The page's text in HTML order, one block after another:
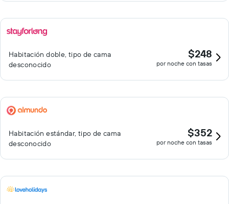
Habitación doble, tipo de cama
desconocido
$248
por noche con tasas
Habitación estándar, tipo de cama
desconocido
$352
por noche con tasas